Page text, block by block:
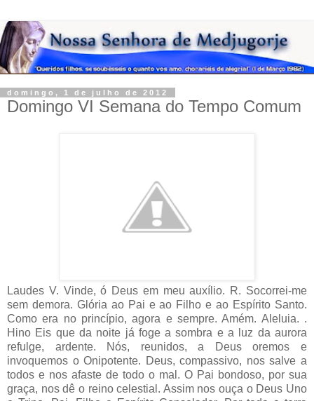
domingo, 1 de julho de 2012
Domingo VI Semana do Tempo Comum
Laudes V. Vinde, ó Deus em meu auxílio. R. Socorrei-me sem demora. Glória ao Pai e ao Filho e ao Espírito Santo. Como era no princípio, agora e sempre. Amém. Aleluia. . Hino Eis que da noite já foge a sombra e a luz da aurora refulge, ardente. Nós, reunidos, a Deus oremos e invoquemos o Onipotente. Deus, compassivo, nos salve a todos e nos afaste de todo o mal. O Pai bondoso, por sua graça, nos dê o reino celestial. Assim nos ouça o Deus Uno e Trino, Pai, Filho e Espírito Consolador. Por toda a terra vibram acordes dum canto novo em seu louvor. Salmodia Ant. 1 Bendito o que vem em nome do Senhor! Aleluia. Salmo 117(118) ouvir: Canto de alegria e salvação Ele é a pedra que vós, os construtores, desprezastes, e que se tornou a pedra angular (At 4,11). –1 Dai graças ao Senhor, porque ele é bom! * 'Eterna é a sua misericórdia!' –2 A casa de Israel agora o diga: * 'Eterna é a sua misericórdia!' –3 A casa de Aarão agora o diga: * 'Eterna é a sua misericórdia!' –4 Os que temem o Senhor agora o digam: * 'Eterna é a sua misericórdia!' –5 Na minha angústia eu clamei pelo Senhor, * e o Senhor me atendeu e libertou! –6 O Senhor está comigo, nada temo; * o que pode contra mim um ser humano? –7 O Senhor está comigo, é o meu auxílio, * hei de ver meus inimigos humilhados. –8 'É melhor buscar refúgio no Senhor, * do que pôr no ser humano a esperança; –9 é melhor buscar refúgio no Senhor, * do que contar com os poderosos deste mundo!' –10 Povos pagãos me rodearam todos eles, * mas em nome do Senhor os derrotei; –11 de todo lado todos eles me cercaram, * mas em nome do Senhor os derrotei; – =12 como um enxame de abelhas me atacaram, † como um fogo de espinhos me queimaram, * mas em nome do Senhor os derrotei. –13 Empurraram-me, tentando derrubar-me, * mas veio o Senhor em meu socorro. –14 O Senhor é minha força e o meu canto, * e tornou-se para mim o Salvador. –15 'Clamores de alegria e de vitória* ressoem pelas tendas dos fiéis. =16 A mão direita do Senhor fez maravilhas, † a mão direita do Senhor me levantou, * a mão direita do Senhor fez maravilhas!' –17 Não morrerei, mas, ao contrário, viverei * para cantar as grandes obras do Senhor! –18 O Senhor severamente me provou, * mas não me abandonou às mãos da morte. –19 Abri-me vós, abri-me as portas da justiça; * quero entrar para dar graças ao Senhor! –20 'Sim, esta é a porta do Senhor, * por ela só os justos entrarão!' –21 Dou-vos graças, ó Senhor, porque me ouvistes * e vos tornastes para mim o Salvador! –22 'A pedra que os pedreiros rejeitaram, * tornou-se agora a pedra angular. –23 Pelo Senhor é que foi feito tudo isso: * Que maravilhas ele fez a nossos olhos! –24 Este é o dia que o Senhor fez para nós, * alegremo-nos e nele exultemos! –25 Ó Senhor, dai-nos a vossa salvação, * ó Senhor, dai-nos também prosperidade!' –26 Bendito seja, em nome do Senhor, * aquele que em seus átrios vai entrando! – Desta casa do Senhor vos bendizemos. * 27 Que o Senhor e nosso Deus nos ilumine! – Empunhai ramos nas mãos, formai cortejo, * aproximai-vos do altar, até bem perto! –28 Vós sois meu Deus, eu vos bendigo e agradeço! * Vós sois meu Deus, eu vos exalto com louvores! –29 Dai graças ao Senhor, porque ele é bom! * 'Eterna é a sua misericórdia!' – Glória ao Pai e ao Filho e ao Espírito Santo. * Como era no princípio, agora e sempre. Amém. Aleluia. Ant. Bendito o que vem em nome do Senhor! Aleluia. Ant. 2 Cantemos um hino ao Senhor, aleluia. Cântico Dn 3,52-57 Louvor das criaturas ao Senhor O Criador é bendito para sempre (Rm 1,25). –52 Sede bendito, Senhor Deus de nossos pais. * A vós louvor, honra e glória eternamente! – Sede bendito, nome santo e glorioso. * A vós louvor, honra e glória eternamente! –53 No templo santo onde refulge a vossa glória. * A vós louvor, honra e glória eternamente! –54 E em vosso trono de poder vitorioso. * A vós louvor, honra e glória eternamente! –55 Sede bendito, que sondais as profundezas. * A vós louvor, honra e glória eternamente! – E superior aos querubins vos assentais. * A vós louvor, honra e glória eternamente! –56 Sede bendito no celeste firmamento. * A vós louvor, honra e glória eternamente! –57 Obras todas do Senhor, glorificai-o. * A Ele louvor, honra e glória eternamente! – Glória ao Pai e ao Filho e ao Espírito Santo. * Como era no princípio, agora e sempre. Amém. Aleluia. Ant. Cantemos um hino ao Senhor, aleluia. Ant. 3 Louvai o Senhor Deus por seus feitos grandiosos. Aleluia. Salmo 150 ouvir: Louvai o Senhor Salmodiai com o espírito e salmodiai com a mente, isto é: glorificai a Deus com a alma e com o corpo (Hesíquio). –1 Louvai o Senhor Deus no santuário, * louvai-o no alto céu de seu poder! –2 Louvai-o por seus feitos grandiosos, * louvai-o em sua grandeza majestosa! –3 Louvai-o com o toque da trombeta, * louvai-o com a harpa e com a cítara! –4 Louvai-o com a dança e o tambor, * louvai-o com as cordas e as flautas! –5 Louvai-o com os címbalos sonoros, * louvai-o com os címbalos de júbilo! – Louve a Deus tudo o que vive e que respira, * tudo cante os louvores do Senhor! – Glória ao Pai e ao Filho e ao Espírito Santo. * Como era no princípio, agora e sempre. Amém. Aleluia. Ant. Louvai o Senhor Deus por seus feitos grandiosos. Aleluia. Leitura breve Ez 36,25-27 Derramarei sobre vós uma água pura, e sereis purificados. Eu vos purificarei de todas as impurezas e de todos os ídolos. Eu vos darei um coração novo e porei um espírito novo dentro de vós. Arrancarei do vosso corpo o coração de pedra e vos darei um coração de carne; porei o meu espírito dentro de vós e farei com que sigais a minha lei e cuideis de observar os meus mandamentos. Responsório breve R. Nós vos louvamos, dando graças, ó Senhor, * Dando graças, invocamos vosso nome. R. Nós vos louvamos. V. E publicamos os prodígios que fizestes. * Dando graças. Glória ao Pai. R. Nós vos louvamos. CÂNTICO EVANGÉLICO(BENEDICTUS) Lc 1,68-79 Ant. Quando um homem forte e armado monta guarda à sua casa, todos seus bens ficam seguros. O Messias e seu Precursor –68 Bendito seja o Senhor Deus de Israel, * porque a seu povo visitou e libertou; –69 e fez surgir um poderoso Salvador * na casa de Davi, seu servidor, –70 como falara pela boca de seus santos, * os profetas desde os tempos mais antigos, –71 para salvar-nos do poder dos inimigos * e da mão de todos quantos nos odeiam. –72 Assim mostrou misericórdia a nossos pais, * recordando a sua santa Aliança –73 e o juramento a Abraão, o nosso pai, * de conceder-nos 74 que, libertos do inimigo, = a ele nós sirvamos sem temor † 75 em santidade e em justiça diante dele, * enquanto perdurarem nossos dias. =76 Serás profeta do Altíssimo, ó menino, † pois irás andando à frente do Senhor * para aplainar e preparar os seus caminhos, –77 anunciando ao seu povo a salvação, * que está na remissão de seus pecados; –78 pela bondade e compaixão de nosso Deus, * que sobre nós fará brilhar o Sol nascente, –79 para iluminar a quantos jazem entre as trevas * = e na sombra da morte estão sentados e para dirigir os nossos passos, * guiando-os no caminho da paz. – Glória ao Pai e ao Filho e ao Espírito Santo. * Como era no princípio, agora e sempre. Amém. Ant. Quando um homem forte e armado monta guarda à sua casa, todos seus bens ficam seguros. Preces Demos graças a nosso Salvador, que veio a este mundo para ser Deus-conosco; e o aclamemos, dizendo: R. Cristo, rei da glória, sede nossa luz e alegria! Senhor Jesus Cristo, luz que vem do alto e primícias da ressurreição futura, – dai-nos a graça de vos seguirmos, para que, livres das sombras da morte, caminhemos sempre na luz da vida. R. Mostrai-nos vossa bondade, refletida em todas as criaturas, – para contemplarmos em todas elas a vossa glória.R. Não permitais, Senhor, que hoje sejamos vencidos pelo mal, – mas tornai-nos vencedores do mal pelo bem.R. Vós, que no Jordão fostes batizado por João Batista e ungido pelo Espírito Santo, – santificai todas as nossas ações deste dia com a graça do mesmo Espírito.R. (intenções livres) Pai nosso. Oração Ó Deus, que prometestes permanecer nos corações sinceros e retos, dai-nos, por vossa graça, viver de tal modo, que possais habitar em nós. Por nosso Senhor Jesus Cristo, vosso Filho, na unidade do Espírito Santo. Conclusão da Hora O Senhor nos abençoe, nos livre de todo o mal e nos conduza à vida eterna. Amém. Hora Média introdução ouvir: V. Vinde, ó Deus em meu auxílio. R. Socorrei-me sem demora. Glória ao Pai e ao Filho e ao Espírito Santo. Como era no princípio, agora e sempre. Amém. Aleluia. Hino Cumprindo o ciclo tríplice das horas, louvemos ao Senhor de coração, cantando em nossos salmos a grandeza de Deus, que é Uno e Trino em perfeição. A exemplo de São Pedro, nosso mestre, guardando do Deus vivo e verdadeiro, em almas redimidas, o mistério, sinal de salvação ao mundo inteiro, também salmodiamos no espírito, unidos aos apóstolos do Senhor, e assim serão firmados nossos passos na força de Jesus, o Salvador. Louvor ao Pai, autor de toda a vida, e ao Filho, Verbo Eterno, Sumo Bem, unidos pelo amor do Santo Espírito, Deus vivo pelos séculos. Amém. Salmodia -- para salmodia complementar clique aqui-- Ant. 1 Pelos prados e campinas verdejantes, o Senhor me conduz a descansar. Aleluia. Salmo 22(23) ouvir: O Bom Pastor O Cordeiro será o seu pastor e os conduzirá às fontes da água da vida (Ap 7,17). –1 O Senhor é o pastor que me conduz; * não me falta coisa alguma. –2 Pelos prados e campinas verdejantes * ele me leva a descansar. – Para as águas repousantes me encaminha, * 3 e restaura as minhas forças. – Ele me guia no caminho mais seguro, * pela honra do seu nome. –4 Mesmo que eu passe pelo vale tenebroso, * nenhum mal eu temerei; – estais comigo com bastão e com cajado; * eles me d